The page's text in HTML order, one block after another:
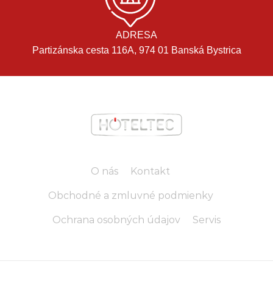
ADRESA
Partizánska cesta 116A, 974 01 Banská Bystrica
O nás Kontakt
Obchodné a zmluvné podmienky
Ochrana osobných údajov Servis